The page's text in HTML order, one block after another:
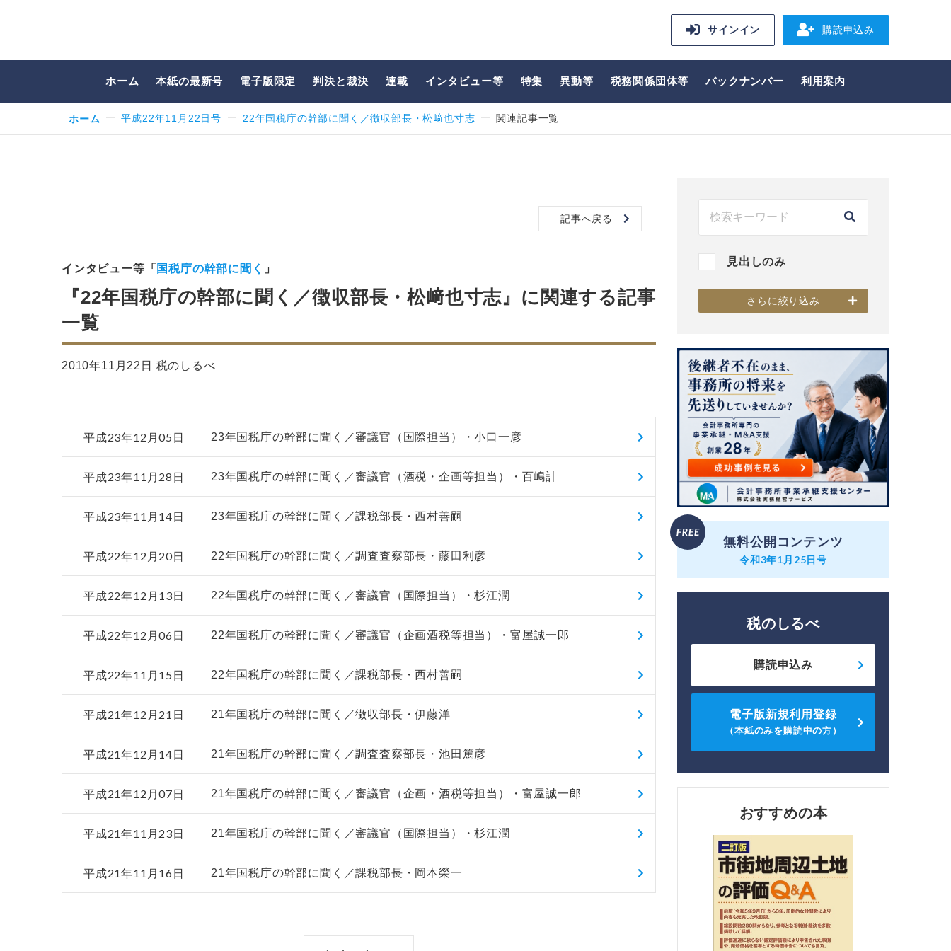
サインイン 購読申込み
ホーム 本紙の最新号 電子版限定 判決と裁決 連載 インタビュー等 特集 異動等 税務関係団体等 バックナンバー 利用案内
ホーム 平成22年11月22日号 22年国税庁の幹部に聞く／徴収部長・松﨑也寸志 関連記事一覧
記事へ戻る
インタビュー等「 国税庁の幹部に聞く 」
『22年国税庁の幹部に聞く／徴収部長・松﨑也寸志』に関連する記事
一覧
2010年11月22日 税のしるべ
平成23年12月05日 23年国税庁の幹部に聞く／審議官（国際担当）・小口一彦
平成23年11月28日 23年国税庁の幹部に聞く／審議官（酒税・企画等担当）・百嶋計
平成23年11月14日 23年国税庁の幹部に聞く／課税部長・西村善嗣
平成22年12月20日 22年国税庁の幹部に聞く／調査査察部長・藤田利彦
平成22年12月13日 22年国税庁の幹部に聞く／審議官（国際担当）・杉江潤
平成22年12月06日 22年国税庁の幹部に聞く／審議官（企画酒税等担当）・富屋誠一郎
平成22年11月15日 22年国税庁の幹部に聞く／課税部長・西村善嗣
平成21年12月21日 21年国税庁の幹部に聞く／徴収部長・伊藤洋
平成21年12月14日 21年国税庁の幹部に聞く／調査査察部長・池田篤彦
平成21年12月07日 21年国税庁の幹部に聞く／審議官（企画・酒税等担当）・富屋誠一郎
平成21年11月23日 21年国税庁の幹部に聞く／審議官（国際担当）・杉江潤
平成21年11月16日 21年国税庁の幹部に聞く／課税部長・岡本榮一
見出しのみ
さらに絞り込み
無料公開コンテンツ
令和3年1月25日号
税のしるべ
購読申込み
電子版新規利用登録
（本紙のみを購読中の方）
おすすめの本